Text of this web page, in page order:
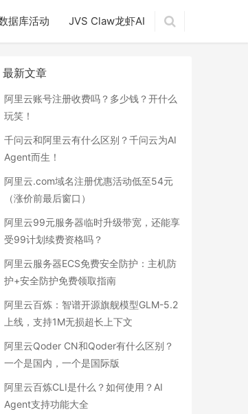
据库活动 JVS Claw龙虾AI
最新文章
阿里云账号注册收费吗？多少钱？开什么
玩笑！
千问云和阿里云有什么区别？千问云为AI
Agent而生！
阿里云.com域名注册优惠活动低至54元
（涨价前最后窗口）
阿里云99元服务器临时升级带宽，还能享
受99计划续费资格吗？
阿里云服务器ECS免费安全防护：主机防
护+安全防护免费领取指南
阿里云百炼：智谱开源旗舰模型GLM-5.2
上线，支持1M无损超长上下文
阿里云Qoder CN和Qoder有什么区别？
一个是国内，一个是国际版
阿里云百炼CLI是什么？如何使用？AI
Agent支持功能大全